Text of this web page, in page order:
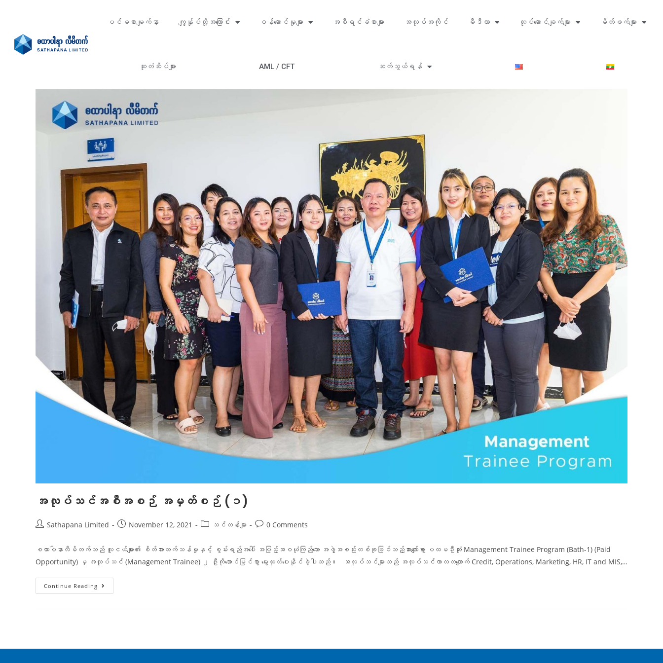
ပင်မစာမျက်နှာ ကျွန်ုပ်တို့အကြောင်း ဝန်ဆောင်မှုများ အစီရင်ခံစာများ အလုပ်အကိုင် မီဒီယာ လုပ်ဆောင်ချက်များ မိတ်ဖက်များ
ဆုတံဆိပ်များ AML / CFT ဆက်သွယ်ရန်
အလုပ်သင်အစီအစဉ် အမှတ်စဉ် (၁)
Sathapana Limited November 12, 2021 သင်တန်းများ 0 Comments
စထာပါနာလီမိတက်သည် လူငယ်များ၏ စိတ်အားထက်သန်မှုနှင့် စွမ်းရည်အပေါ် အပြည့်အဝယုံကြည်သော အဖွဲ့အစည်းတစ်ခုဖြစ်သည့်အားလျော်စွာ ပထမဦးဆုံး Management Trainee Program (Bath-1) (Paid
Opportunity) မှ အလုပ်သင် (Management Trainee) ၂ ဦးကိုအောင်မြင်စွာ မွေးထုတ်ပေးနိုင်ခဲ့ပါသည်။ အလုပ်သင်များသည် အလုပ်သင်ကာလတလျောက် Credit, Operations, Marketing, HR, IT and MIS,…
Continue Reading